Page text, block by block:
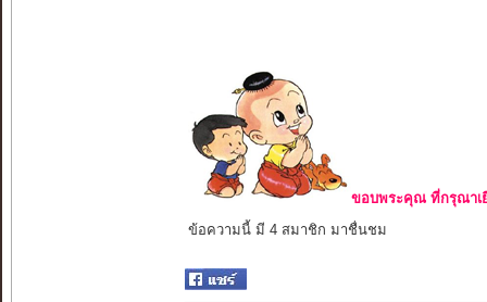
ขอบพระคุณ ที่กรุณาเ
ข้อความนี้ มี 4 สมาชิก มาชื่นชม